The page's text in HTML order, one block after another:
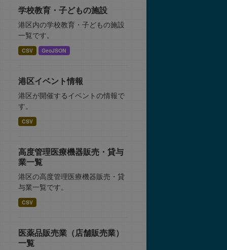
学校教育・子どもの施設
港区内の学校教育・子どもの施設
一覧です。
CSV GeoJSON
港区イベント情報
港区が開催するイベントの情報で
す。
CSV
高度管理医療機器販売・貸与
業一覧
港区の高度管理医療機器販売・貸
与業一覧です。
CSV
医薬品販売業（店舗販売業）
一覧